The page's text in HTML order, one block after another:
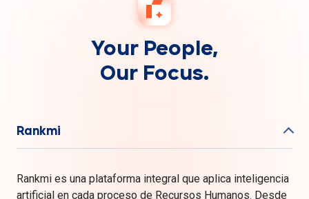
Your People,
Our Focus.
Rankmi
Rankmi es una plataforma integral que aplica inteligencia
artificial en cada proceso de Recursos Humanos. Desde